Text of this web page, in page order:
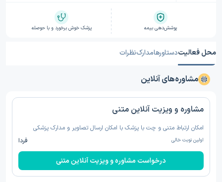
پوشش‌دهی بیمه پزشک خوش برخورد و با حوصله
محل فعالیتدستاورهامدارکنظرات
مشاوره‌های آنلاین
مشاوره و ویزیت آنلاین متنی
امکان ارتباط متنی و چت با پزشک با امکان ارسال تصاویر و مدارک پزشکی
اولین نوبت خالی فردا
درخواست مشاوره و ویزیت آنلاین متنی